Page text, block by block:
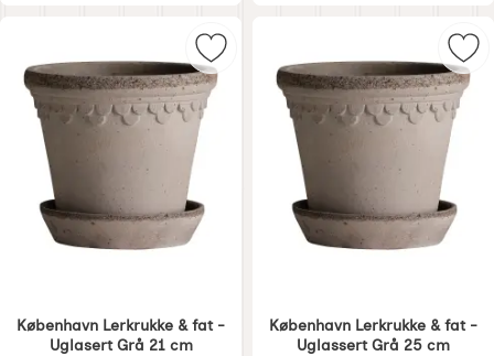
København Lerkrukke & fat -
Uglasert Grå 21 cm
Merk københavn Lerkrukke & fat
København Lerkrukke & fat -
Uglassert Grå 25 cm